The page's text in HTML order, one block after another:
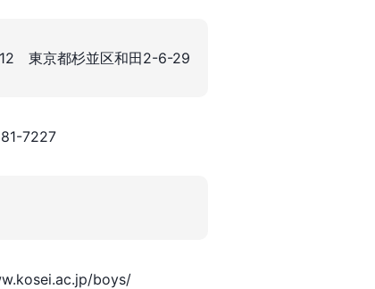
東京都杉並区和田2-6-29
7227
boys/